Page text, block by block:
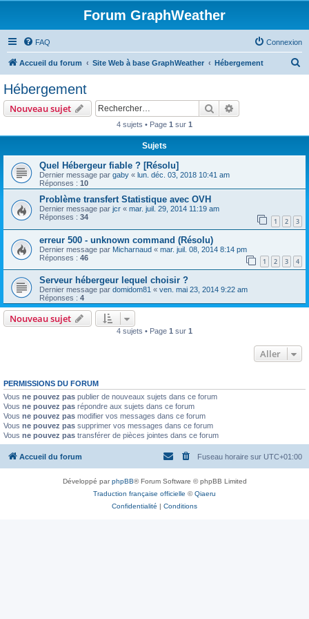
Forum GraphWeather
FAQ Connexion
Accueil du forum Site Web à base GraphWeather Hébergement
Hébergement
Nouveau sujet Rechercher
4 sujets • Page 1 sur 1
Sujets
Quel Hébergeur fiable ? [Résolu]
Dernier message par gaby « lun. déc. 03, 2018 10:41 am
Réponses : 10
Problème transfert Statistique avec OVH
Dernier message par jcr « mar. juil. 29, 2014 11:19 am
Réponses : 34 1 2 3
erreur 500 - unknown command (Résolu)
Dernier message par Micharnaud « mar. juil. 08, 2014 8:14 pm
Réponses : 46 1 2 3 4
Serveur hébergeur lequel choisir ?
Dernier message par domidom81 « ven. mai 23, 2014 9:22 am
Réponses : 4
Nouveau sujet
4 sujets • Page 1 sur 1
Aller
PERMISSIONS DU FORUM
Vous ne pouvez pas publier de nouveaux sujets dans ce forum
Vous ne pouvez pas répondre aux sujets dans ce forum
Vous ne pouvez pas modifier vos messages dans ce forum
Vous ne pouvez pas supprimer vos messages dans ce forum
Vous ne pouvez pas transférer de pièces jointes dans ce forum
Accueil du forum Fuseau horaire sur UTC+01:00
Développé parphpBB® Forum Software © phpBB Limited
Traduction française officielle ©Qiaeru
Confidentialité | Conditions